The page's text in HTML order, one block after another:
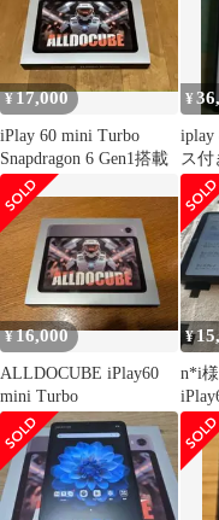
タ
度
ミ
¥17,000
iPlay 60 mini Turbo
Snapdragon 6 Gen1搭載
¥
iplay
ス付
¥16,000
ALLDOCUBE iPlay60
mini Turbo
¥
n*i